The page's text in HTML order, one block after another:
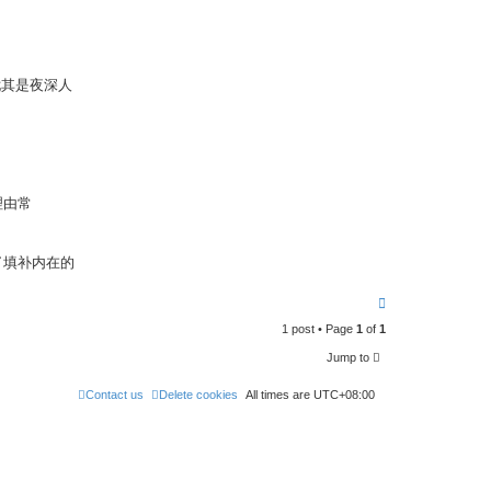
是夜深人
常
补内在的
p
1 post • Page 1 of 1
Jump to
All times are UTC+08:00
Delete cookies
Contact us